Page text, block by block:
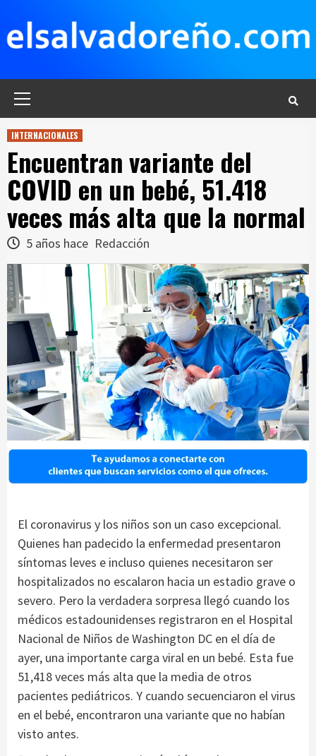
contenido
INTERNACIONALES
Encuentran variante del
COVID en un bebé, 51.418
veces más alta que la normal
5 años hace Redacción
El coronavirus y los niños son un caso excepcional.
Quienes han padecido la enfermedad presentaron
síntomas leves e incluso quienes necesitaron ser
hospitalizados no escalaron hacia un estadio grave o
severo. Pero la verdadera sorpresa llegó cuando los
médicos estadounidenses registraron en el Hospital
Nacional de Niños de Washington DC en el día de
ayer, una importante carga viral en un bebé. Esta fue
51,418 veces más alta que la media de otros
pacientes pediátricos. Y cuando secuenciaron el virus
en el bebé, encontraron una variante que no habían
visto antes.